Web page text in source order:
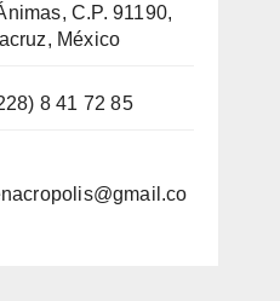
C.P. 91190,
México
8 41 72 85